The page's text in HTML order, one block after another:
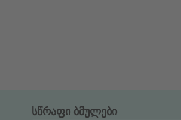
სწრაფი ბმულები